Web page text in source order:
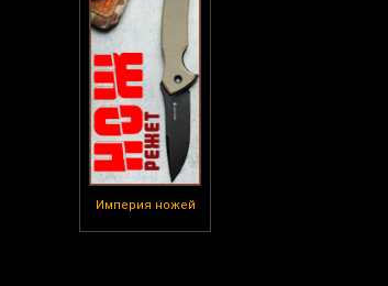
Империя ножей